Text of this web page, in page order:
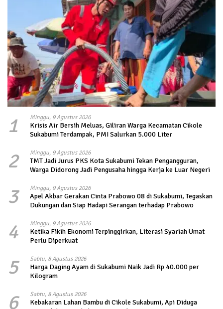
1 Minggu, 9 Agustus 2026
Krisis Air Bersih Meluas, Giliran Warga Kecamatan Cikole
Sukabumi Terdampak, PMI Salurkan 5.000 Liter
2 Minggu, 9 Agustus 2026
TMT Jadi Jurus PKS Kota Sukabumi Tekan Pengangguran,
Warga Didorong Jadi Pengusaha hingga Kerja ke Luar Negeri
3 Minggu, 9 Agustus 2026
Apel Akbar Gerakan Cinta Prabowo 08 di Sukabumi, Tegaskan
Dukungan dan Siap Hadapi Serangan terhadap Prabowo
4 Minggu, 9 Agustus 2026
Ketika Fikih Ekonomi Terpinggirkan, Literasi Syariah Umat
Perlu Diperkuat
5 Sabtu, 8 Agustus 2026
Harga Daging Ayam di Sukabumi Naik Jadi Rp 40.000 per
Kilogram
6 Sabtu, 8 Agustus 2026
Kebakaran Lahan Bambu di Cikole Sukabumi, Api Diduga